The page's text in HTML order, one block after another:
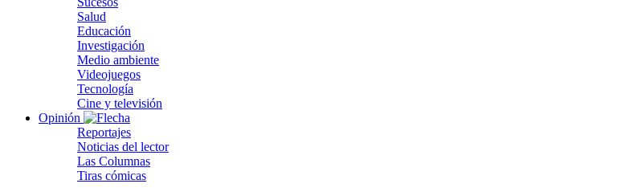
Salud
Educación
Investigación
Medio ambiente
Videojuegos
Tecnología
Cine y televisión
Opinión
Reportajes
Noticias del lector
Las Columnas
Tiras cómicas